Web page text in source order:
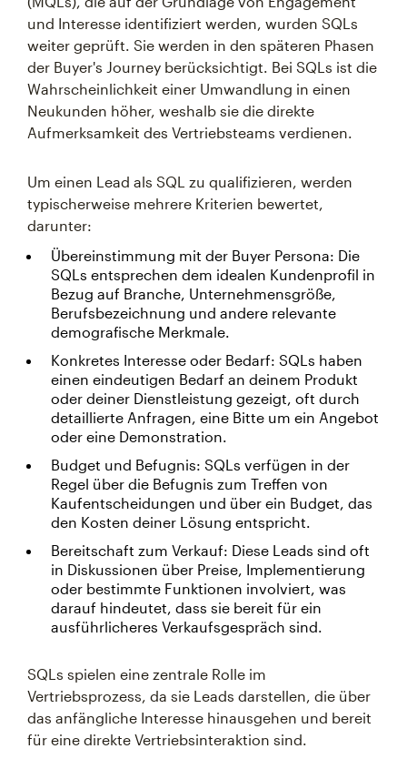
und Interesse identifiziert werden, wurden SQLs
weiter geprüft. Sie werden in den späteren Phasen
der Buyer's Journey berücksichtigt. Bei SQLs ist die
Wahrscheinlichkeit einer Umwandlung in einen
Neukunden höher, weshalb sie die direkte
Aufmerksamkeit des Vertriebsteams verdienen.
Um einen Lead als SQL zu qualifizieren, werden
typischerweise mehrere Kriterien bewertet,
darunter:
Übereinstimmung mit der Buyer Persona: Die
SQLs entsprechen dem idealen Kundenprofil in
Bezug auf Branche, Unternehmensgröße,
Berufsbezeichnung und andere relevante
demografische Merkmale.
Konkretes Interesse oder Bedarf: SQLs haben
einen eindeutigen Bedarf an deinem Produkt
oder deiner Dienstleistung gezeigt, oft durch
detaillierte Anfragen, eine Bitte um ein Angebot
oder eine Demonstration.
Budget und Befugnis: SQLs verfügen in der
Regel über die Befugnis zum Treffen von
Kaufentscheidungen und über ein Budget, das
den Kosten deiner Lösung entspricht.
Bereitschaft zum Verkauf: Diese Leads sind oft
in Diskussionen über Preise, Implementierung
oder bestimmte Funktionen involviert, was
darauf hindeutet, dass sie bereit für ein
ausführlicheres Verkaufsgespräch sind.
SQLs spielen eine zentrale Rolle im
Vertriebsprozess, da sie Leads darstellen, die über
das anfängliche Interesse hinausgehen und bereit
für eine direkte Vertriebsinteraktion sind.